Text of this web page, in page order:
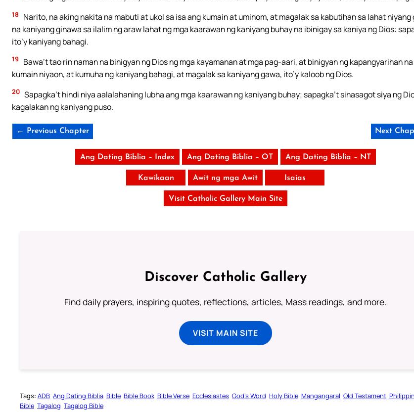
18
Narito, na aking nakita na mabuti at ukol sa isa ang kumain at uminom, at magalak sa kabutihan sa lahat niyang
na kaniyang ginawa sa ilalim ng araw lahat ng mga kaarawan ng kaniyang buhay na ibinigay sa kaniya ng Dios:
ito’y kaniyang bahagi.
19
Bawa’t tao rin naman na binigyan ng Dios ng mga kayamanan at mga pag-aari, at binigyan ng kapangyarihan na
kumain niyaon, at kumuha ng kaniyang bahagi, at magalak sa kaniyang gawa, ito’y kaloob ng Dios.
20 Sapagka’t hindi niya aalalahaning lubha ang mga kaarawan ng kaniyang buhay; sapagka’t sinasagot siya ng
kagalakan ng kaniyang puso.
← Previous Chapter Next
Ang Dating Biblia – Index Ang Dating Biblia – OT Ang Dating Biblia – NT
Kawikaan Awit ng mga Awit Isaias
Visit Catholic Gallery Main Site
Discover Catholic Gallery
Find daily prayers, inspiring quotes, reflections, articles, Mass readings, and more.
VISIT MAIN SITE
Tags: ADB Ang Dating Biblia Bible Bible Book Bible Verse Ecclesiastes God’s Word Holy Bible Mangangaral Old Testament
Bible Tagalog Tagalog Bible